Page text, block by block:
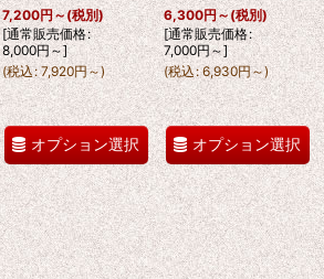
7,200円～(税別)
[通常販売価格:
8,000円～]
(税込: 7,920円～)
オプション選択
6,300円～(税別)
[通常販売価格:
7,000円～]
(税込: 6,930円～)
オプション選択